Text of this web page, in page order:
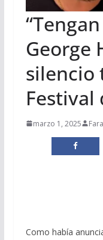
George
silencio
Festival
marzo 1, 2025
Como había